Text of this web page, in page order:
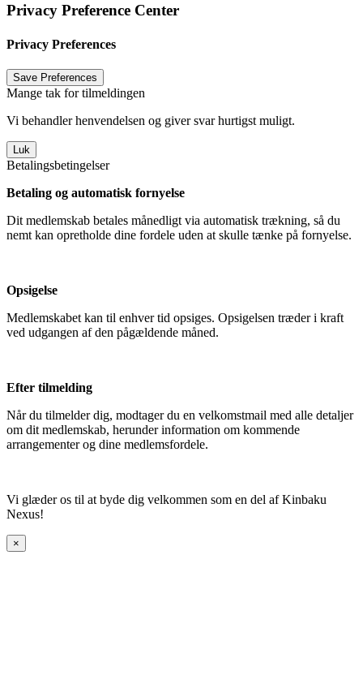
Privacy Preference Center
Privacy Preferences
Mange tak for tilmeldingen
Vi behandler henvendelsen og giver svar hurtigst muligt.
Luk
Betalingsbetingelser
Betaling og automatisk fornyelse
Dit medlemskab betales månedligt via automatisk trækning, så du
nemt kan opretholde dine fordele uden at skulle tænke på fornyelse.
Opsigelse
Medlemskabet kan til enhver tid opsiges. Opsigelsen træder i kraft
ved udgangen af den pågældende måned.
Efter tilmelding
Når du tilmelder dig, modtager du en velkomstmail med alle detaljer
om dit medlemskab, herunder information om kommende
arrangementer og dine medlemsfordele.
Vi glæder os til at byde dig velkommen som en del af Kinbaku
Nexus!
×